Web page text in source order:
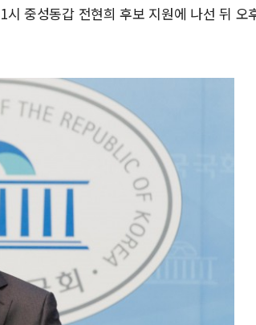
중성동갑 전현희 후보 지원에 나선 뒤 오